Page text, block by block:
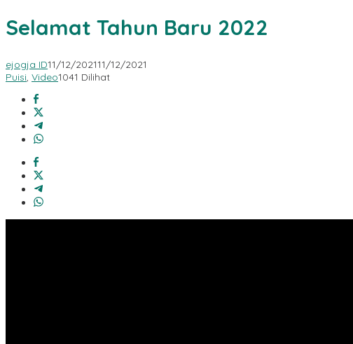
Selamat Tahun Baru 2022
ejogja ID11/12/202111/12/2021
Puisi, Video1041 Dilihat